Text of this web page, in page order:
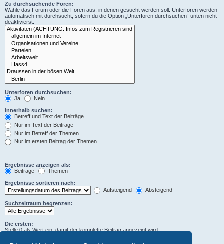
Zu durchsuchende Foren:
Wähle das Forum oder die Foren aus, in denen gesucht werden soll. Unterforen werden
automatisch mit durchsucht, sofern du die Option „Unterforen durchsuchen“ unten nicht
deaktivierst.
Unterforen durchsuchen:
Ja
Nein
Innerhalb suchen:
Betreff und Text der Beiträge
Nur im Text der Beiträge
Nur im Betreff der Themen
Nur im ersten Beitrag der Themen
Ergebnisse anzeigen als:
Beiträge
Themen
Ergebnisse sortieren nach:
Aufsteigend
Absteigend
Suchzeitraum begrenzen:
Die ersten:
Stelle 0 als Wert ein, damit der komplette Beitrag angezeigt wird.